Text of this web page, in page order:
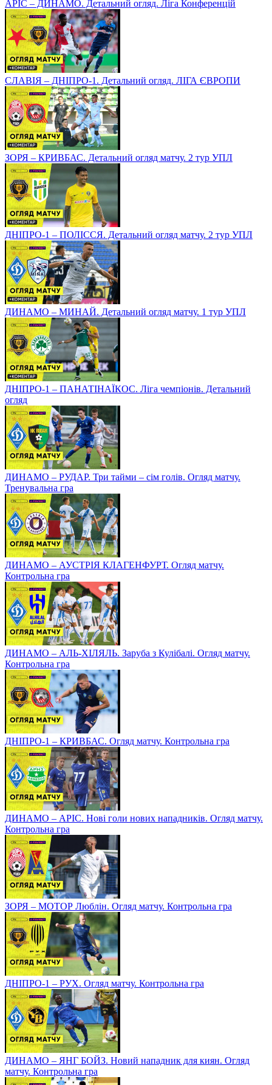
АРІС – ДИНАМО. Детальний огляд. Ліга Конференцій
СЛАВІЯ – ДНІПРО-1. Детальний огляд. ЛІГА ЄВРОПИ
ЗОРЯ – КРИВБАС. Детальний огляд матчу. 2 тур УПЛ
ДНІПРО-1 – ПОЛІССЯ. Детальний огляд матчу. 2 тур УПЛ
ДИНАМО – МИНАЙ. Детальний огляд матчу. 1 тур УПЛ
ДНІПРО-1 – ПАНАТІНАЇКОС. Ліга чемпіонів. Детальний
огляд
ДИНАМО – РУДАР. Три тайми – сім голів. Огляд матчу.
Тренувальна гра
ДИНАМО – АУСТРІЯ КЛАГЕНФУРТ. Огляд матчу.
Контрольна гра
ДИНАМО – АЛЬ-ХІЛЯЛЬ. Заруба з Кулібалі. Огляд матчу.
Контрольна гра
ДНІПРО-1 – КРИВБАС. Огляд матчу. Контрольна гра
ДИНАМО – АРІС. Нові голи нових нападників. Огляд матчу.
Контрольна гра
ЗОРЯ – МОТОР Люблін. Огляд матчу. Контрольна гра
ДНІПРО-1 – РУХ. Огляд матчу. Контрольна гра
ДИНАМО – ЯНГ БОЙЗ. Новий нападник для киян. Огляд
матчу. Контрольна гра